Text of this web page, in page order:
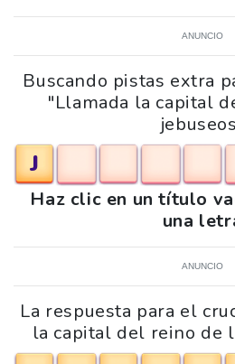
ANUNCIO
Buscando pistas extra
"Llamada la capital
J
Haz clic en un título
una
ANUNCIO
La respuesta para el
la capital del reino de